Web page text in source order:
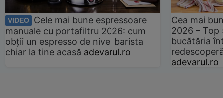
VIDEO
Cele mai bune espressoare
manuale cu portafiltru 2026: cum
obții un espresso de nivel barista
chiar la tine acasă adevarul.ro
Cea mai
2026 –
bucătăria
adevarul.ro